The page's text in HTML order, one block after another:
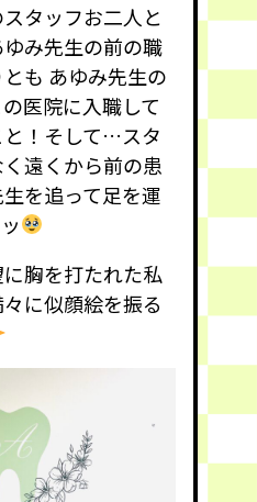
タッフお二人と
み先生の前の職
も あゆみ先生の
医院に入職して
！そして…スタ
遠くから前の患
を追って足を運
胸を打たれた私
に似顔絵を振る